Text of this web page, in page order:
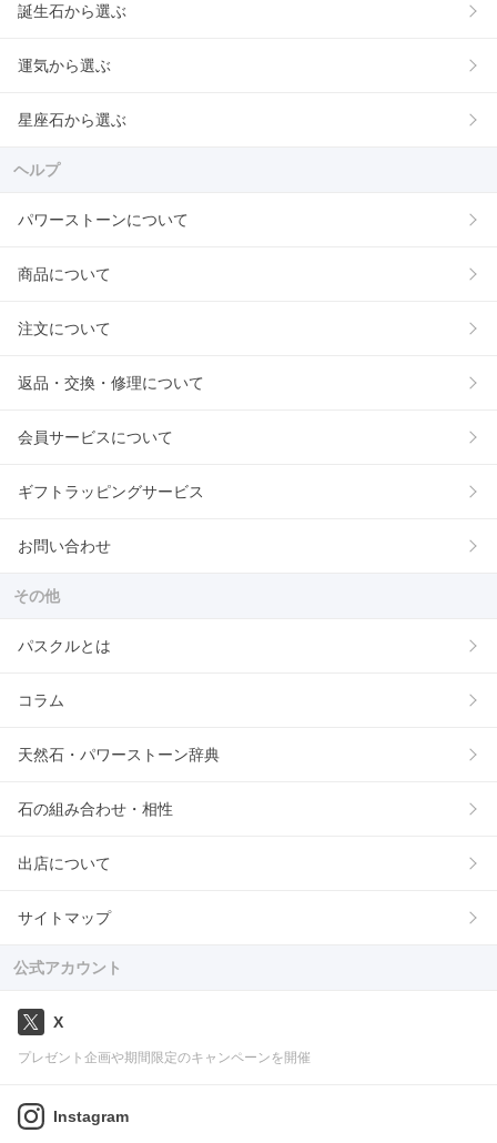
誕生石から選ぶ
運気から選ぶ
星座石から選ぶ
ヘルプ
パワーストーンについて
商品について
注文について
返品・交換・修理について
会員サービスについて
ギフトラッピングサービス
お問い合わせ
その他
パスクルとは
コラム
天然石・パワーストーン辞典
石の組み合わせ・相性
出店について
サイトマップ
公式アカウント
X
プレゼント企画や期間限定のキャンペーンを開催
Instagram